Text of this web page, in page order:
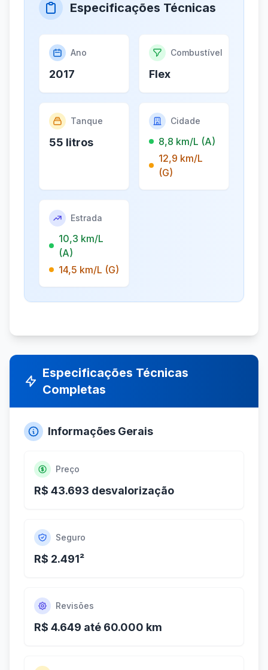
Especificações Técnicas
Ano
2017
Combustível
Flex
Tanque
55 litros
Cidade
8,8 km/L (A)
12,9 km/L
(G)
Estrada
10,3 km/L
(A)
14,5 km/L (G)
Especificações Técnicas
Completas
Informações Gerais
Preço
R$ 43.693 desvalorização
Seguro
R$ 2.491²
Revisões
R$ 4.649 até 60.000 km